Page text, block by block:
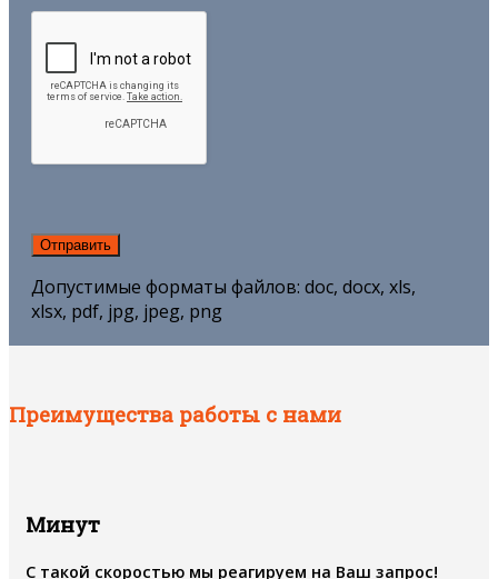
Допустимые форматы файлов: doc, docx, xls,
xlsx, pdf, jpg, jpeg, png
Преимущества работы с нами
Минут
С такой скоростью мы реагируем на Ваш запрос!